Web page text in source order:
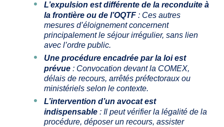
L’expulsion est différente de la reconduite à
la frontière ou de l’OQTF : Ces autres
mesures d’éloignement concernent
principalement le séjour irrégulier, sans lien
avec l’ordre public.
Une procédure encadrée par la loi est
prévue : Convocation devant la COMEX,
délais de recours, arrêtés préfectoraux ou
ministériels selon le contexte.
L’intervention d’un avocat est
indispensable : Il peut vérifier la légalité de la
procédure, déposer un recours, assister